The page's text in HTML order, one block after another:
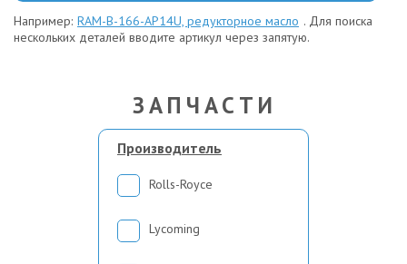
Например: RAM-B-166-AP14U, редукторное масло . Для поиска
нескольких деталей вводите артикул через запятую.
ЗАПЧАСТИ
Производитель
Rolls-Royce
Lycoming